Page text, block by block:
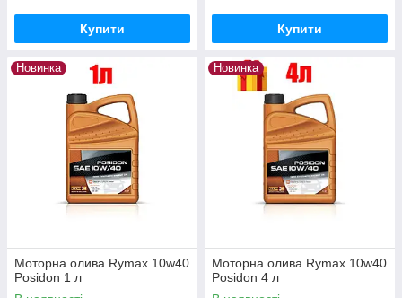
Купити Купити
Новинка
Моторна олива Rymax 10w40
Posidon 1 л
Новинка
Моторна олива Rymax 10w40
Posidon 4 л